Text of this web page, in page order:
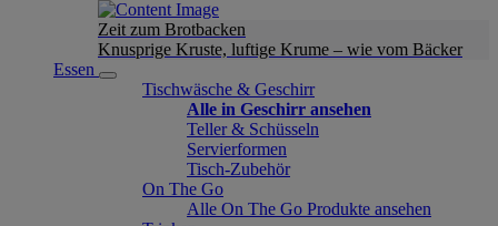
Zeit zum Brotbacken
Knusprige Kruste, luftige Krume – wie vom Bäcker
Essen
Tischwäsche & Geschirr
Alle in Geschirr ansehen
Teller & Schüsseln
Servierformen
Tisch-Zubehör
On The Go
Alle On The Go Produkte ansehen